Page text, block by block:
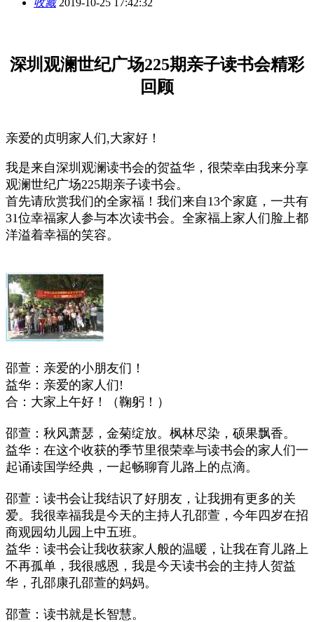
深圳观澜世纪广场225期亲子读书会精彩
回顾
亲爱的贞明家人们,大家好！
我是来自深圳观澜读书会的贺益华，很荣幸由我来分享
观澜世纪广场225期亲子读书会。
首先请欣赏我们的全家福！我们来自13个家庭，一共有
31位幸福家人参与本次读书会。全家福上家人们脸上都
洋溢着幸福的笑容。
邵萱：亲爱的小朋友们！
益华：亲爱的家人们!
合：大家上午好！（鞠躬！）
邵萱：秋风萧瑟，金菊绽放。枫林尽染，硕果飘香。
益华：在这个收获的季节里很荣幸与读书会的家人们一
起诵读国学经典，一起畅聊育儿路上的点滴。
邵萱：读书会让我结识了好朋友，让我拥有更多的关
爱。我很幸福我是今天的主持人孔邵萱，今年四岁在招
商观园幼儿园上中五班。
益华：读书会让我收获家人般的温暖，让我在育儿路上
不再孤单，我很感恩，我是今天读书会的主持人贺益
华，孔邵康孔邵萱的妈妈。
邵萱：读书就是长智慧。